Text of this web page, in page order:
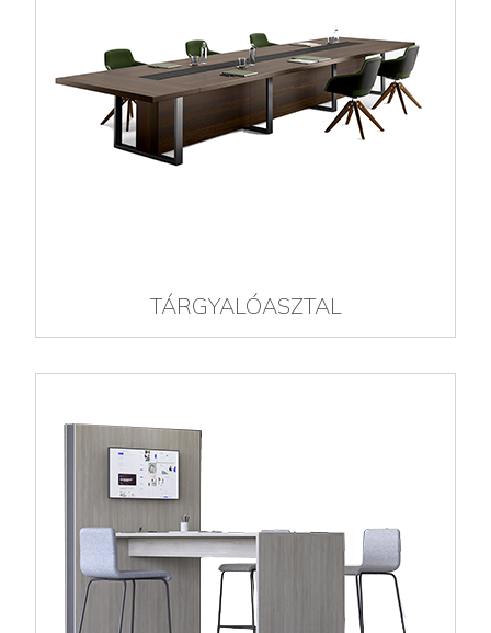
TÁRGYALÓASZTAL